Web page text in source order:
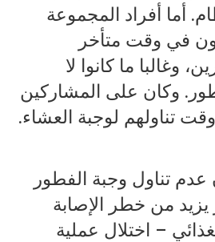
أما أفراد المجموعة
في وقت متأخر
وغالبا ما كانوا لا
وكان على المشاركين
تناولهم لوجبة العشاء.
عدم تناول وجبة الفطور
يزيد من خطر الإصابة
– اختلال عملية